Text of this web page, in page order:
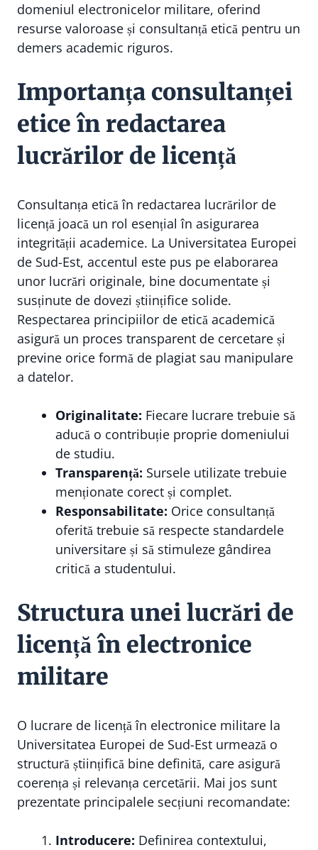
domeniul electronicelor militare, oferind
resurse valoroase și consultanță etică pentru un
demers academic riguros.
Importanța consultanței
etice în redactarea
lucrărilor de licență
Consultanța etică în redactarea lucrărilor de
licență joacă un rol esențial în asigurarea
integrității academice. La Universitatea Europei
de Sud-Est, accentul este pus pe elaborarea
unor lucrări originale, bine documentate și
susținute de dovezi științifice solide.
Respectarea principiilor de etică academică
asigură un proces transparent de cercetare și
previne orice formă de plagiat sau manipulare
a datelor.
Originalitate: Fiecare lucrare trebuie să
aducă o contribuție proprie domeniului
de studiu.
Transparență: Sursele utilizate trebuie
menționate corect și complet.
Responsabilitate: Orice consultanță
oferită trebuie să respecte standardele
universitare și să stimuleze gândirea
critică a studentului.
Structura unei lucrări de
licență în electronice
militare
O lucrare de licență în electronice militare la
Universitatea Europei de Sud-Est urmează o
structură științifică bine definită, care asigură
coerența și relevanța cercetării. Mai jos sunt
prezentate principalele secțiuni recomandate:
Introducere: Definirea contextului,